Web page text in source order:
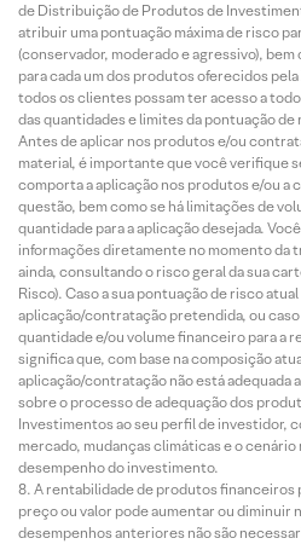
de Distribuição de Produtos de
atribuir uma pontuação máxima de risco
(conservador, moderado e agressivo),
para cada um dos produtos oferecidos
todos os clientes possam ter acesso a
das quantidades e limites da pontuação
Antes de aplicar nos produtos e/ou
material, é importante que você verifique
comporta a aplicação nos produtos e/ou a
questão, bem como se há limitações de
quantidade para a aplicação desejada.
informações diretamente no momento da
ainda, consultando o risco geral da sua
Risco). Caso a sua pontuação de risco
aplicação/contratação pretendida, ou
quantidade e/ou volume financeiro para a
significa que, com base na composição
aplicação/contratação não está adequada
sobre o processo de adequação dos
Investimentos ao seu perfil de investidor,
mercado, mudanças climáticas e o
desempenho do investimento.
A rentabilidade de produtos financeiros
preço ou valor pode aumentar ou diminuir
desempenhos anteriores não são